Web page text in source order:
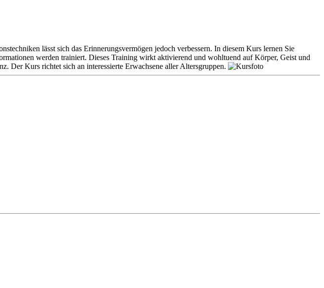
lässt sich das Erinnerungsvermögen jedoch verbessern. In diesem Kurs lernen Sie
werden trainiert. Dieses Training wirkt aktivierend und wohltuend auf Körper, Geist und
Der Kurs richtet sich an interessierte Erwachsene aller Altersgruppen.